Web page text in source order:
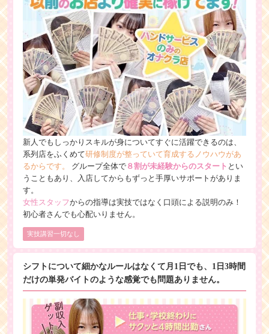
新人でもしっかりスキルが身についてすぐに活躍できるのは、
系列店をふくめて研修制度が整っていて育成するノウハウがあ
るからです。
グループ全体で８割が未経験からのスタート とい
うこともあり、入店してからもずっと手厚いサポートがありま
す。
女性スタッフからの指導は実技ではなく口頭による説明のみ！
初心者さんでも心配いりません。
実技講習一切なし
シフトについて細かなルールはなくて月1日でも、1日3時間
だけの単発バイトのような感覚でも問題ありません。